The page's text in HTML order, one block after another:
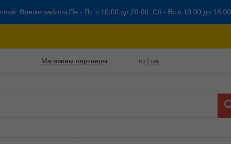
Время работы Пн - Пт. с 10:00 до 20:00. Сб - Вс с 10:00 до 18:00
Магазины партнеры ru | ua